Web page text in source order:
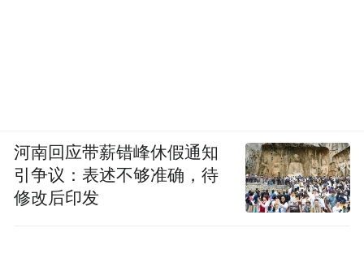
河南回应带薪错峰休假通知
引争议：表述不够准确，待
修改后印发